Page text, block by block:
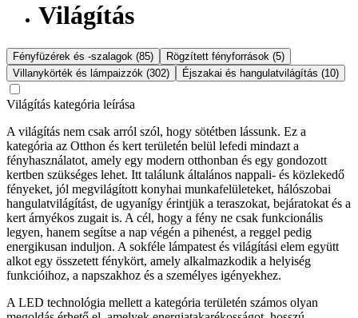
Világítás
Fényfüzérek és -szalagok (85)
Rögzített fényforrások (5)
Villanykörték és lámpaizzók (302)
Éjszakai és hangulatvilágítás (10)
Világítás kategória leírása
A világítás nem csak arról szól, hogy sötétben lássunk. Ez a
kategória az Otthon és kert területén belül lefedi mindazt a
fényhasználatot, amely egy modern otthonban és egy gondozott
kertben szükséges lehet. Itt találunk általános nappali- és közlekedő
fényeket, jól megvilágított konyhai munkafelületeket, hálószobai
hangulatvilágítást, de ugyanígy érintjük a teraszokat, bejáratokat és a
kert árnyékos zugait is. A cél, hogy a fény ne csak funkcionális
legyen, hanem segítse a nap végén a pihenést, a reggel pedig
energikusan induljon. A sokféle lámpatest és világítási elem együtt
alkot egy összetett fénykört, amely alkalmazkodik a helyiség
funkcióihoz, a napszakhoz és a személyes igényekhez.
A LED technológia mellett a kategória területén számos olyan